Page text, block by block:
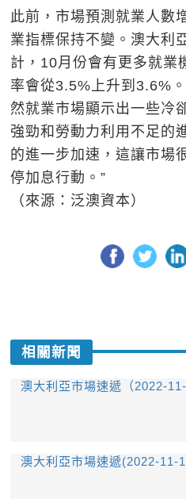
此前，市場預測就業人數
業指標保持不變。澳大利
計，10月份會有更多就業
率會從3.5%上升到3.6%
然就業市場顯示出一些冷
強勁和勞動力利用不足的
的進一步加速，這讓市場
停加息行動。”
（來源：泛澳資本）
相關新聞
澳大利亞市場速遞（2022-11-
澳大利亞市場速遞(2022-11-